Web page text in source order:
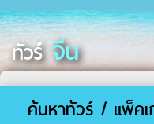
ทัวร์ จีน
ค้นหาทัวร์ / แพ็ค